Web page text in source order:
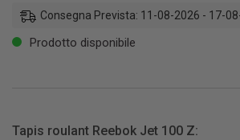
Consegna Prevista: 11-08-2026 - 17-
Prodotto disponibile
Tapis roulant Reebok Jet 100 Z: